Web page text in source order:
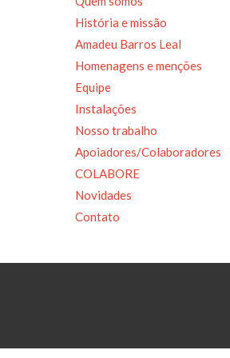
História e missão
Amadeu Barros Leal
Homenagens e menções
Equipe
Instalações
Nosso trabalho
Apoiadores/Colaboradores
COLABORE
Novidades
Contato